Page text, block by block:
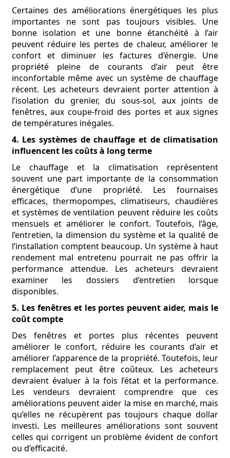
Certaines des améliorations énergétiques les plus
importantes ne sont pas toujours visibles. Une
bonne isolation et une bonne étanchéité à l’air
peuvent réduire les pertes de chaleur, améliorer le
confort et diminuer les factures d’énergie. Une
propriété pleine de courants d’air peut être
inconfortable même avec un système de chauffage
récent. Les acheteurs devraient porter attention à
l’isolation du grenier, du sous-sol, aux joints de
fenêtres, aux coupe-froid des portes et aux signes
de températures inégales.
4. Les systèmes de chauffage et de climatisation
influencent les coûts à long terme
Le chauffage et la climatisation représentent
souvent une part importante de la consommation
énergétique d’une propriété. Les fournaises
efficaces, thermopompes, climatiseurs, chaudières
et systèmes de ventilation peuvent réduire les coûts
mensuels et améliorer le confort. Toutefois, l’âge,
l’entretien, la dimension du système et la qualité de
l’installation comptent beaucoup. Un système à haut
rendement mal entretenu pourrait ne pas offrir la
performance attendue. Les acheteurs devraient
examiner les dossiers d’entretien lorsque
disponibles.
5. Les fenêtres et les portes peuvent aider, mais le
coût compte
Des fenêtres et portes plus récentes peuvent
améliorer le confort, réduire les courants d’air et
améliorer l’apparence de la propriété. Toutefois, leur
remplacement peut être coûteux. Les acheteurs
devraient évaluer à la fois l’état et la performance.
Les vendeurs devraient comprendre que ces
améliorations peuvent aider la mise en marché, mais
qu’elles ne récupèrent pas toujours chaque dollar
investi. Les meilleures améliorations sont souvent
celles qui corrigent un problème évident de confort
ou d’efficacité.